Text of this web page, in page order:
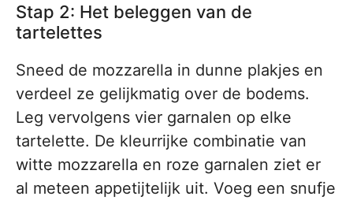
Stap 2: Het beleggen van de
tartelettes
Sneed de mozzarella in dunne plakjes en
verdeel ze gelijkmatig over de bodems.
Leg vervolgens vier garnalen op elke
tartelette. De kleurrijke combinatie van
witte mozzarella en roze garnalen ziet er
al meteen appetijtelijk uit. Voeg een snufje